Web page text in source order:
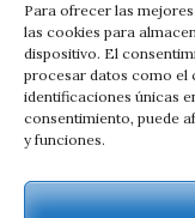
Para ofrecer las
las cookies para
dispositivo. El
procesar datos como el
identificaciones únicas
consentimiento, puede
y funciones.
Meta
Acceder
Feed de